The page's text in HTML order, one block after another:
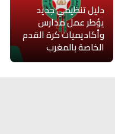
دليل تنظيمي جديد
يؤطر عمل مدارس
وأكاديميات كرة القدم
الخاصة بالمغرب